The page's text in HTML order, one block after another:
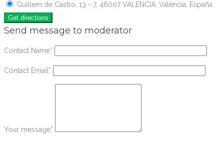
Guillem de Castro, 13 - 7, 46007 VALENCIA, Valencia, España
Send message to moderator
Contact Name*
Contact Email *
Your message*